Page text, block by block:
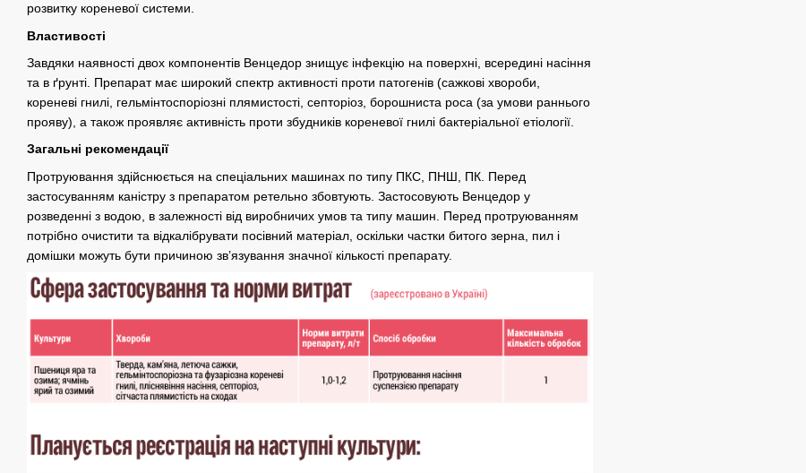
розвитку кореневої системи.
Властивості
Завдяки наявності двох компонентів Венцедор знищує інфекцію на поверхні, всередині насіння
та в ґрунті. Препарат має широкий спектр активності проти патогенів (сажкові хвороби,
кореневі гнилі, гельмінтоспоріозні плямистості, септоріоз, борошниста роса (за умови раннього
прояву), а також проявляє активність проти збудників кореневої гнилі бактеріальної етіології.
Загальні рекомендації
Протруювання здійснюється на спеціальних машинах по типу ПКС, ПНШ, ПК. Перед
застосуванням каністру з препаратом ретельно збовтують. Застосовують Венцедор у
розведенні з водою, в залежності від виробничих умов та типу машин. Перед протруюванням
потрібно очистити та відкалібрувати посівний матеріал, оскільки частки битого зерна, пил і
домішки можуть бути причиною зв’язування значної кількості препарату.